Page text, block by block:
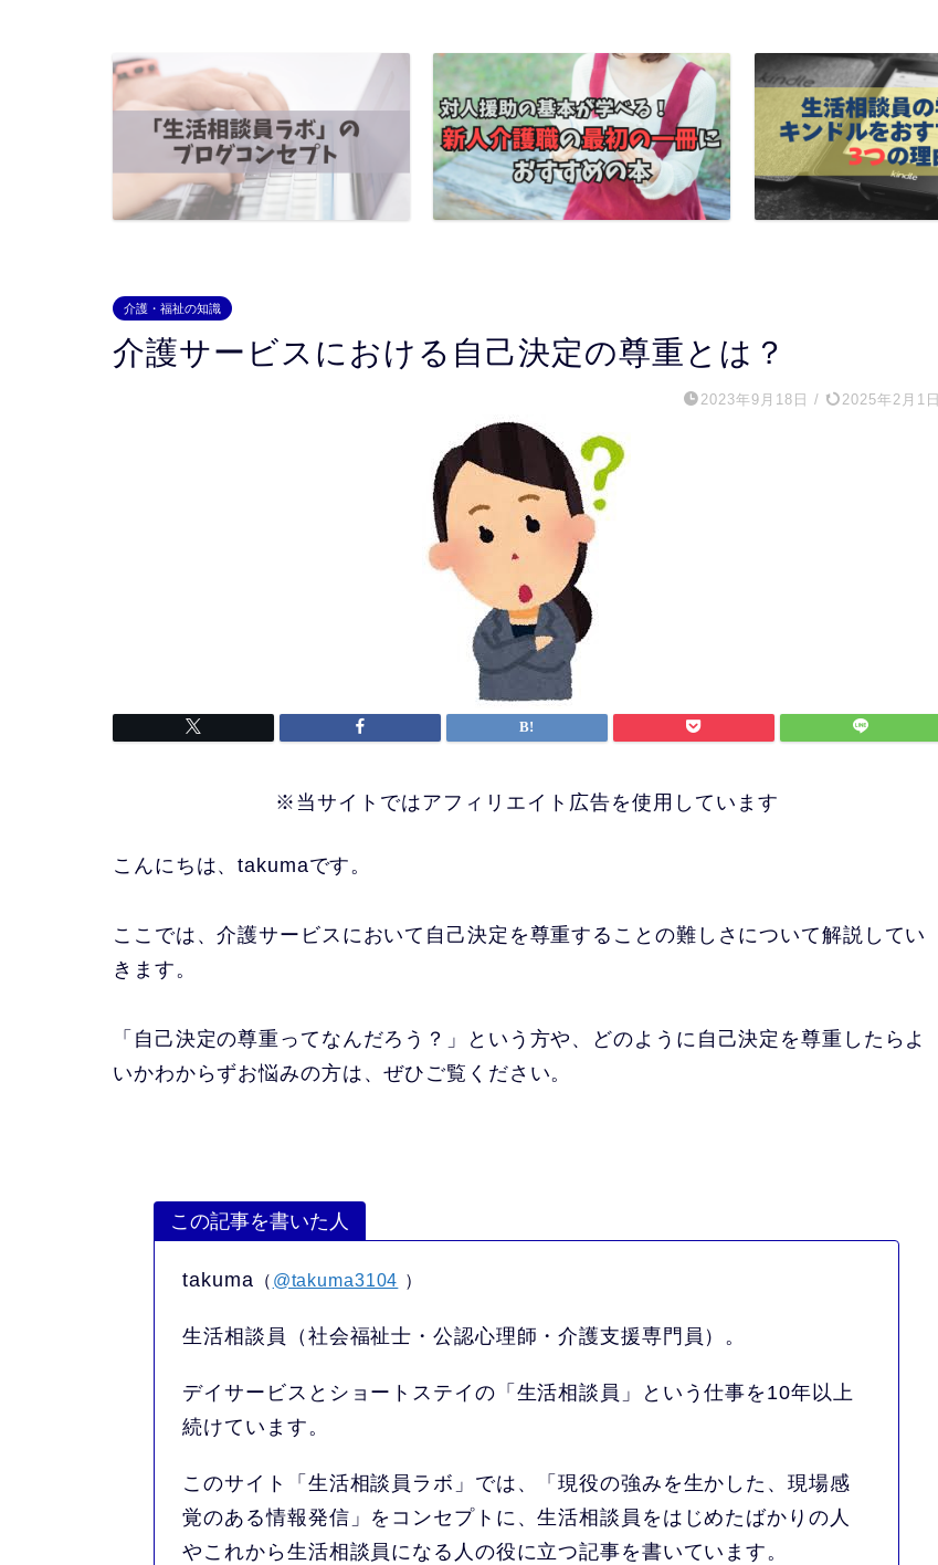
介護・福祉の知識
介護サービスにおける自己決定の尊重とは？
2023年9月18日 / 2025年2月1日
※当サイトではアフィリエイト広告を使用しています
こんにちは、takumaです。
ここでは、介護サービスにおいて自己決定を尊重することの難しさについて解説してい
きます。
「自己決定の尊重ってなんだろう？」という方や、どのように自己決定を尊重したらよ
いかわからずお悩みの方は、ぜひご覧ください。
この記事を書いた人
takuma （ @takuma3104 ）
生活相談員（社会福祉士・公認心理師・介護支援専門員）。
デイサービスとショートステイの「生活相談員」という仕事を10年以上
続けています。
このサイト「生活相談員ラボ」では、「現役の強みを生かした、現場感
覚のある情報発信」をコンセプトに、生活相談員をはじめたばかりの人
やこれから生活相談員になる人の役に立つ記事を書いています。